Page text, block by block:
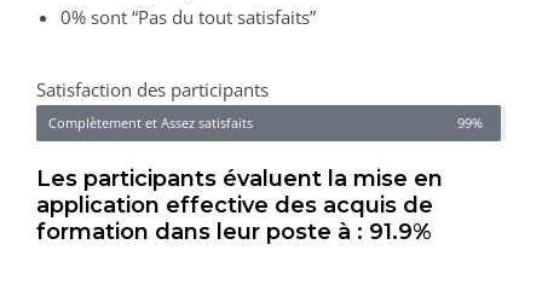
0% sont “Pas du tout satisfaits”
Satisfaction des participants
Complètement et Assez satisfaits 99%
Les participants évaluent la mise en
application effective des acquis de
formation dans leur poste à : 91.9%